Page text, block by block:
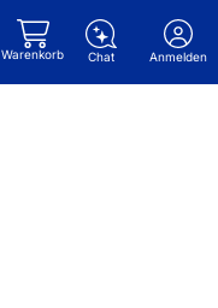
Warenkorb Chat Anmelden